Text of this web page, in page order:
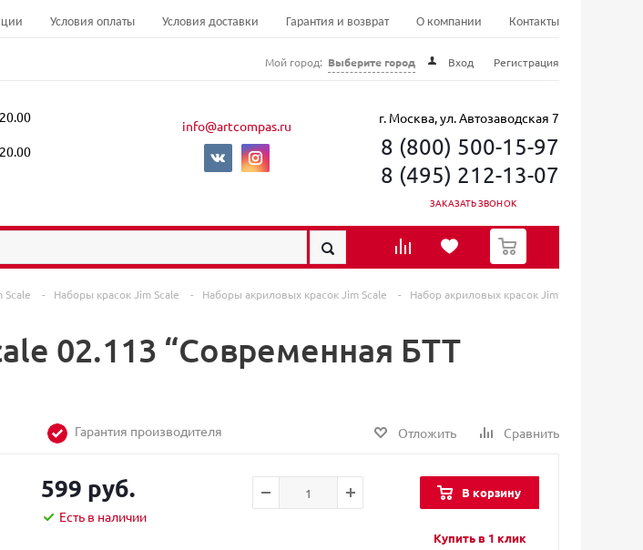
Условия оплаты Условия доставки Гарантия и возврат О компании Контакты
Мой город: Выберите город Вход Регистрация
info@artcompas.ru г. Москва, ул. Автозаводская 7
8 (800) 500-15-97
8 (495) 212-13-07
ЗАКАЗАТЬ ЗВОНОК
0
Scale - Наборы красок Jim Scale - Наборы акриловых красок Jim Scale -
Набор акриловых красок Jim
02.113 “Современная БТТ
Гарантия производителя Отложить Сравнить
599 руб.
Есть в наличии
В корзину
Купить в 1 клик